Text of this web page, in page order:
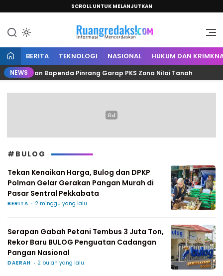
SCROLL UNTUK MELANJUTKAN
Ruang Redaksi
Informasi Mencerdaskan
BERITA TEKNOLOGI NASIONAL HUKUM DAN
NEWS
dan Bapenda Pinrang Garap PKS Zona Nilai Tanah
#BULOG
Tekan Kenaikan Harga, Bulog dan DPKP
Polman Gelar Gerakan Pangan Murah di
Pasar Sentral Pekkabata
BERITA 2 minggu yang lalu
Serapan Gabah Petani Tembus 3 Juta Ton,
Rekor Baru BULOG Penguatan Cadangan
Pangan Nasional
DAERAH 2 bulan yang lalu